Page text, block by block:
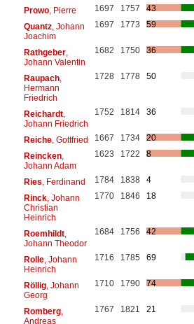
Prowo, Pierre 1697 1757
43
Quantz, Johann
Joachim
1697 1773 59
Rathgeber,
Johann Valentin
1682 1750 36
Raupach,
Hermann
Friedrich
1728 1778 50
Reichardt,
Johann Friedrich
1752 1814 36
Reiche, Gottfried 1667 1734
20
Reincken,
Johann Adam
1623 1722 8
Ries , Ferdinand 1784 1838
4
Rinck, Johann
Christian
Heinrich
1770 1846 18
Roemhildt,
Johann Theodor
1684 1756 42
Rolle, Johann
Heinrich
1716 1785 69
Röllig, Johann
Georg
1710 1790 74
Romberg,
Andreas
1767 1821 21